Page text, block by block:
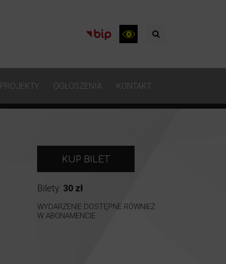
PROJEKTY OGŁOSZENIA KONTAKT
KUP BILET
Bilety: 30 zł
WYDARZENIE DOSTĘPNE RÓWNIEŻ
W ABONAMENCIE